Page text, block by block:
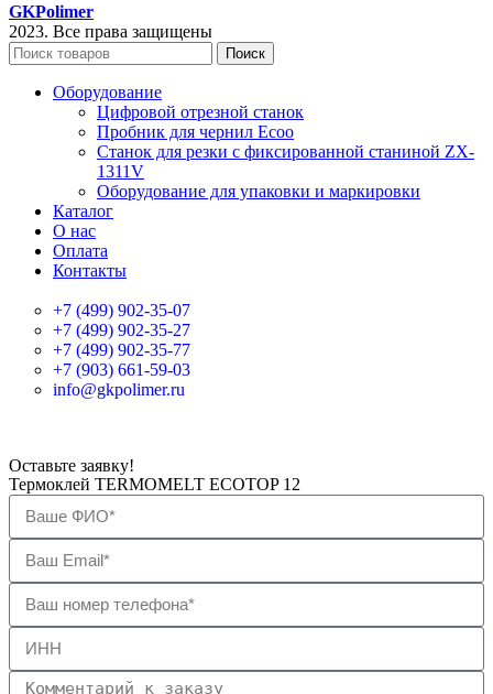
GKPolimer
2023. Все права защищены
Поиск
Оборудование
Цифровой отрезной станок
Пробник для чернил Ecoo
Станок для резки с фиксированной станиной ZX-
1311V
Оборудование для упаковки и маркировки
Каталог
О нас
Оплата
Контакты
+7 (499) 902-35-07
+7 (499) 902-35-27
+7 (499) 902-35-77
+7 (903) 661-59-03
info@gkpolimer.ru
Оставьте заявку!
Термоклей TERMOMELT ECOTOP 12